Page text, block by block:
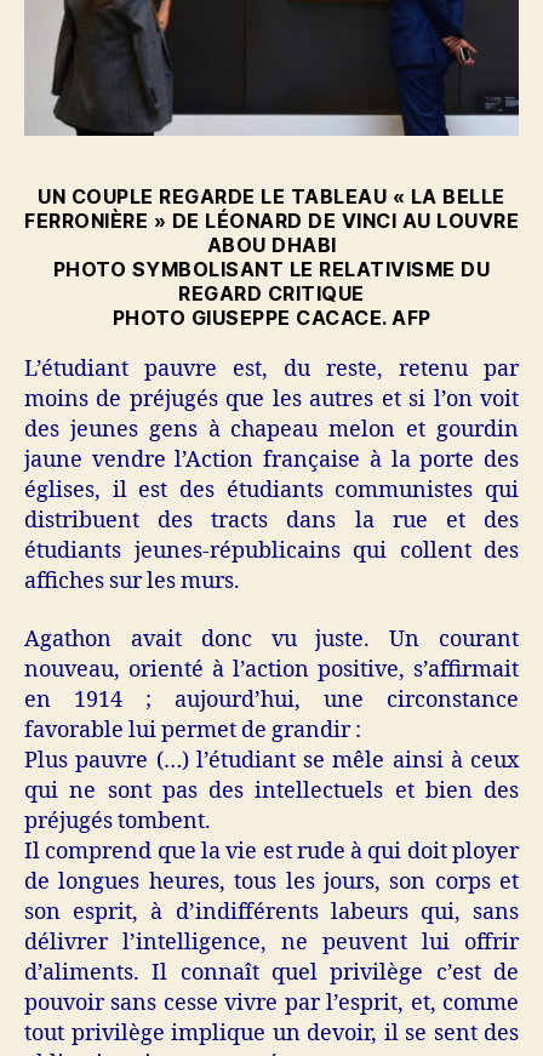
UN COUPLE REGARDE LE TABLEAU « LA BELLE
FERRONIÈRE » DE LÉONARD DE VINCI AU LOUVRE
ABOU DHABI
PHOTO SYMBOLISANT LE RELATIVISME DU
REGARD CRITIQUE
PHOTO GIUSEPPE CACACE. AFP
L’étudiant pauvre est, du reste, retenu par
moins de préjugés que les autres et si l’on voit
des jeunes gens à chapeau melon et gourdin
jaune vendre l’Action française à la porte des
églises, il est des étudiants communistes qui
distribuent des tracts dans la rue et des
étudiants jeunes-républicains qui collent des
affiches sur les murs.
Agathon avait donc vu juste. Un courant
nouveau, orienté à l’action positive, s’affirmait
en 1914 ; aujourd’hui, une circonstance
favorable lui permet de grandir :
Plus pauvre (…) l’étudiant se mêle ainsi à ceux
qui ne sont pas des intellectuels et bien des
préjugés tombent.
Il comprend que la vie est rude à qui doit ployer
de longues heures, tous les jours, son corps et
son esprit, à d’indifférents labeurs qui, sans
délivrer l’intelligence, ne peuvent lui offrir
d’aliments. Il connaît quel privilège c’est de
pouvoir sans cesse vivre par l’esprit, et, comme
tout privilège implique un devoir, il se sent des